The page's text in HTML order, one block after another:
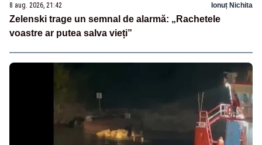
8 aug. 2026, 21:42 Ionuț Nichita
Zelenski trage un semnal de alarmă: „Rachetele
voastre ar putea salva vieți”